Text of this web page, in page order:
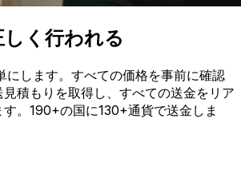
しく行われる
にします。すべての価格を事前に確認
見積もりを取得し、すべての送金をリア
。190+の国に130+通貨で送金しま